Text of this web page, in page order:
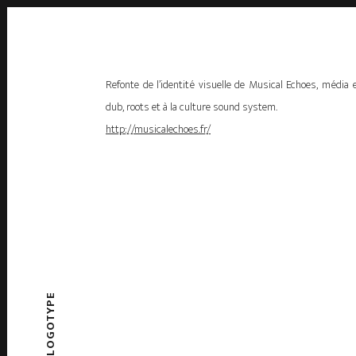
LOGOTYPE
Refonte de l’identité visuelle de Musical Echoes, média
dub, roots et à la culture sound system.
http://musicalechoes.fr/